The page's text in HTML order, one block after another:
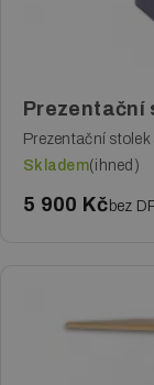
Prezentační
Prezentační
Skladem(ihned)
5 900 Kčbez